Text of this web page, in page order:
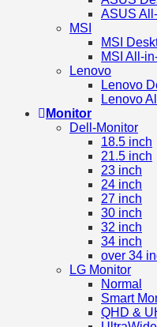
ASUS
MSI
MSI
MSI All-
Lenovo
Lenovo
Lenovo
Monitor
Dell-Monitor
18.5 inch
21.5 inch
23 inch
24 inch
27 inch
30 inch
32 inch
34 inch
over 34
LG Monitor
Normal
Smart
QHD &